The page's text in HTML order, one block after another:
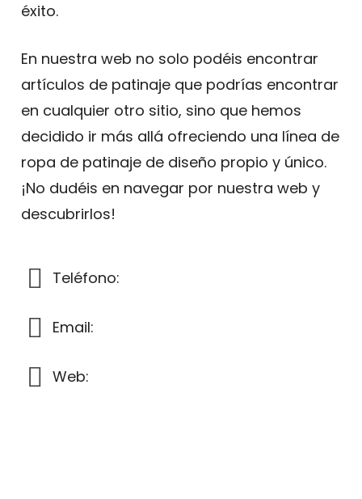
éxito.
En nuestra web no solo podéis encontrar
artículos de patinaje que podrías encontrar
en cualquier otro sitio, sino que hemos
decidido ir más allá ofreciendo una línea de
ropa de patinaje de diseño propio y único.
¡No dudéis en navegar por nuestra web y
descubrirlos!
Teléfono:
Email:
Web: